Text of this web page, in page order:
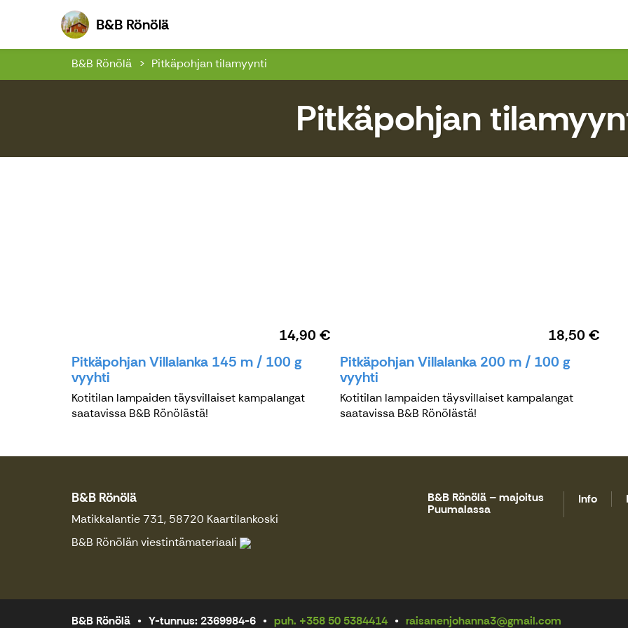
B&B RönöläB&B Rönölä
B&B Rönölä Pitkäpohjan tilamyynti
Pitkäpohjan
14,90 €
Pitkäpohjan Villalanka 145 m / 100 g
vyyhti
Kotitilan lampaiden täysvillaiset kampalangat
saatavissa B&B Rönölästä!
18,50 €
Pitkäpohjan Villalanka 200 m / 100 g
vyyhti
Kotitilan lampaiden täysvillaiset kampalangat
saatavissa B&B Rönölästä!
B&B Rönölä
Matikkalantie 731, 58720 Kaartilankoski
B&B Rönölän viestintämateriaali
B&B Rönölä – majoitus
Puumalassa
Info
B&B Rönölä Y-tunnus: 2369984-6 puh. +358 50 5384414 raisanenjohanna3@gmail.com